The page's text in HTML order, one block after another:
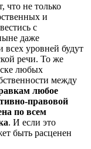
что не только
и
с
даже
уровней будут
речи. То же
любых
между
любое
правовой
по всем
. И если это
быть расценен